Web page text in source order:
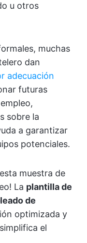
u otros
muchas
dan
adecuación
futuras
sobre la
a garantizar
potenciales.
muestra de
La plantilla de
de
optimizada y
el